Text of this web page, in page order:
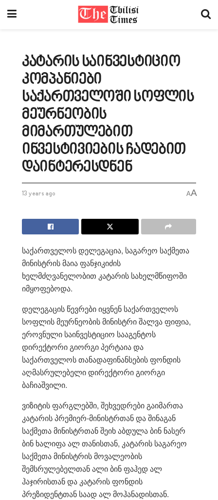
კატარის საინვესტიციო
კომპანიები
საქართველოში სოფლის
მეურნეობის
მიმართულებით
ინვესტივიების ჩადებით
დაინტერესდნენ
13 years ago AA
საქართველოს დელეგაცია, საგარეო საქმეთა
მინისტრის მაია ფანჯიკიძის
ხელმძღვანელობით კატარის სახელმწიფოში
იმყოფებოდა.
დელეგაცის წევრები იყვნენ საქართველოს
სოფლის მეურნეობის მინისტრი შალვა ფიფია,
ეროვნული საინვესტიციო სააგენტოს
დირექტორი გიორგი პერტაია და
საქართველოს თანადაფინანსების ფონდის
აღმასრულებელი დირექტორი გიორგი
ბაჩიაშვილი.
ვიზიტის ფარგლებში, შეხვედრები გაიმართა
კატარის პრემიერ-მინისტრთან და შინაგან
საქმეთა მინისტრთან შეიხ აბდულა ბინ ნასერ
ბინ ხალიფა ალ თანისთან, კატარის საგარეო
საქმეთა მინისტრის მოვალეობის
შემსრულებელთან ალი ბინ ფაჰედ ალ
ჰაჯირისთან და კატარის ფონდის
პრეზიდენტთან საად ალ მოჰანადისთან.